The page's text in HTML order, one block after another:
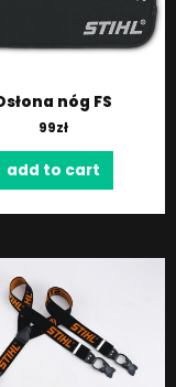
nóg FS
99zł
add to cart